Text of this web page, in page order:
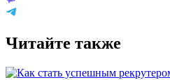
Читайте также